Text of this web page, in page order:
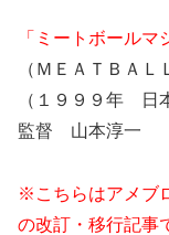
「ミートボールマ
（ＭＥＡＴＢＡＬ
（１９９９年 日
監督 山本淳一
※こちらはアメブ
の改訂・移行記事